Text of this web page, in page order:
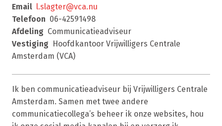
Email l.slagter@vca.nu
Telefoon 06-42591498
Afdeling Communicatieadviseur
Vestiging
Hoofdkantoor Vrijwilligers Centrale
Amsterdam (VCA)
Ik ben communicatieadviseur bij Vrijwilligers Centrale
Amsterdam. Samen met twee andere
communicatiecollega’s beheer ik onze websites, hou